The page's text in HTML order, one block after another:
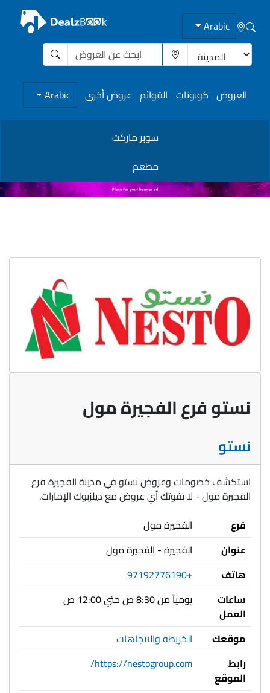
Arabic
العروض كوبونات القوائم عروض أخرى Arabic
سوبر ماركت
مطعم
نستو فرع الفجيرة مول
نستو
استكشف خصومات وعروض نستو في مدينة الفجيرة فرع
الفجيرة مول - لا تفوتك أي عروض مع ديلزبوك الإمارات.
فرع
الفجيرة مول
عنوان
الفجيرة - الفجيرة مول
هاتف
+97192776190
ساعات
العمل
يومياً من 8:30 ص حتي 12:00 ص
موقعك
الخريطة والاتجاهات
رابط
الموقع
https://nestogroup.com/